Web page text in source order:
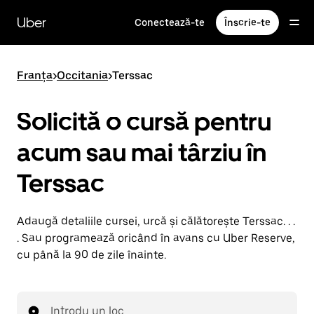
direct
conținutul
principal
Uber Conectează-te Înscrie-te
Franța>Occitania>Terssac
Solicită o cursă pentru
acum sau mai târziu în
Terssac
Adaugă detaliile cursei, urcă și călătorește Terssac. . .
. Sau programează oricând în avans cu Uber Reserve,
cu până la 90 de zile înainte.
Introdu un loc